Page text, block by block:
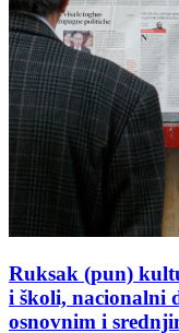
Ruksak (pun)
i školi, nacionalni
osnovnim i